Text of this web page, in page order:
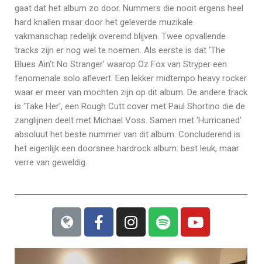
gaat dat het album zo door. Nummers die nooit ergens heel
hard knallen maar door het geleverde muzikale
vakmanschap redelijk overeind blijven. Twee opvallende
tracks zijn er nog wel te noemen. Als eerste is dat ‘The
Blues Ain’t No Stranger’ waarop Oz Fox van Stryper een
fenomenale solo aflevert. Een lekker midtempo heavy rocker
waar er meer van mochten zijn op dit album. De andere track
is ‘Take Her’, een Rough Cutt cover met Paul Shortino die de
zanglijnen deelt met Michael Voss. Samen met ‘Hurricaned’
absoluut het beste nummer van dit album. Concluderend is
het eigenlijk een doorsnee hardrock album: best leuk, maar
verre van geweldig.